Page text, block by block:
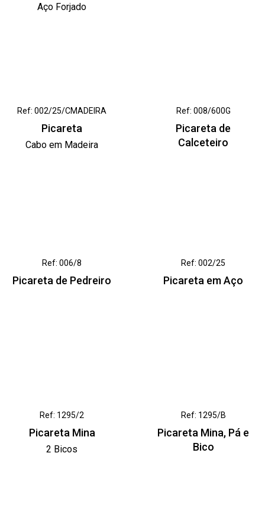
Aço Forjado
Ref: 002/25/CMADEIRA
Picareta
Cabo em Madeira
Ref: 008/600G
Picareta de
Calceteiro
Ref: 006/8
Picareta de Pedreiro
Ref: 002/25
Picareta em Aço
Ref: 1295/2
Picareta Mina
2 Bicos
Ref: 1295/B
Picareta Mina, Pá e
Bico